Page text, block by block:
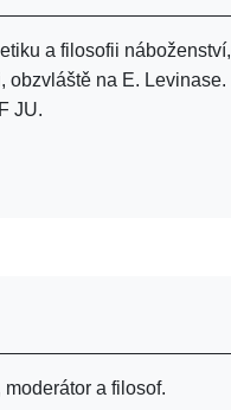
a filosofii
obzvláště na E.
JU.
a filosof.